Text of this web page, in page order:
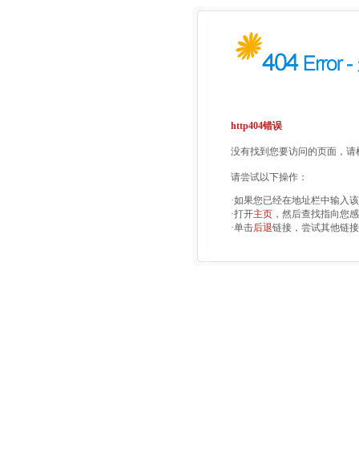
http404错误
没有找到您要访问的页面，
请尝试以下操作：
·如果您已经在地址栏中输入
·打开主页 ，然后查找指向您
·单击后退链接，尝试其他链